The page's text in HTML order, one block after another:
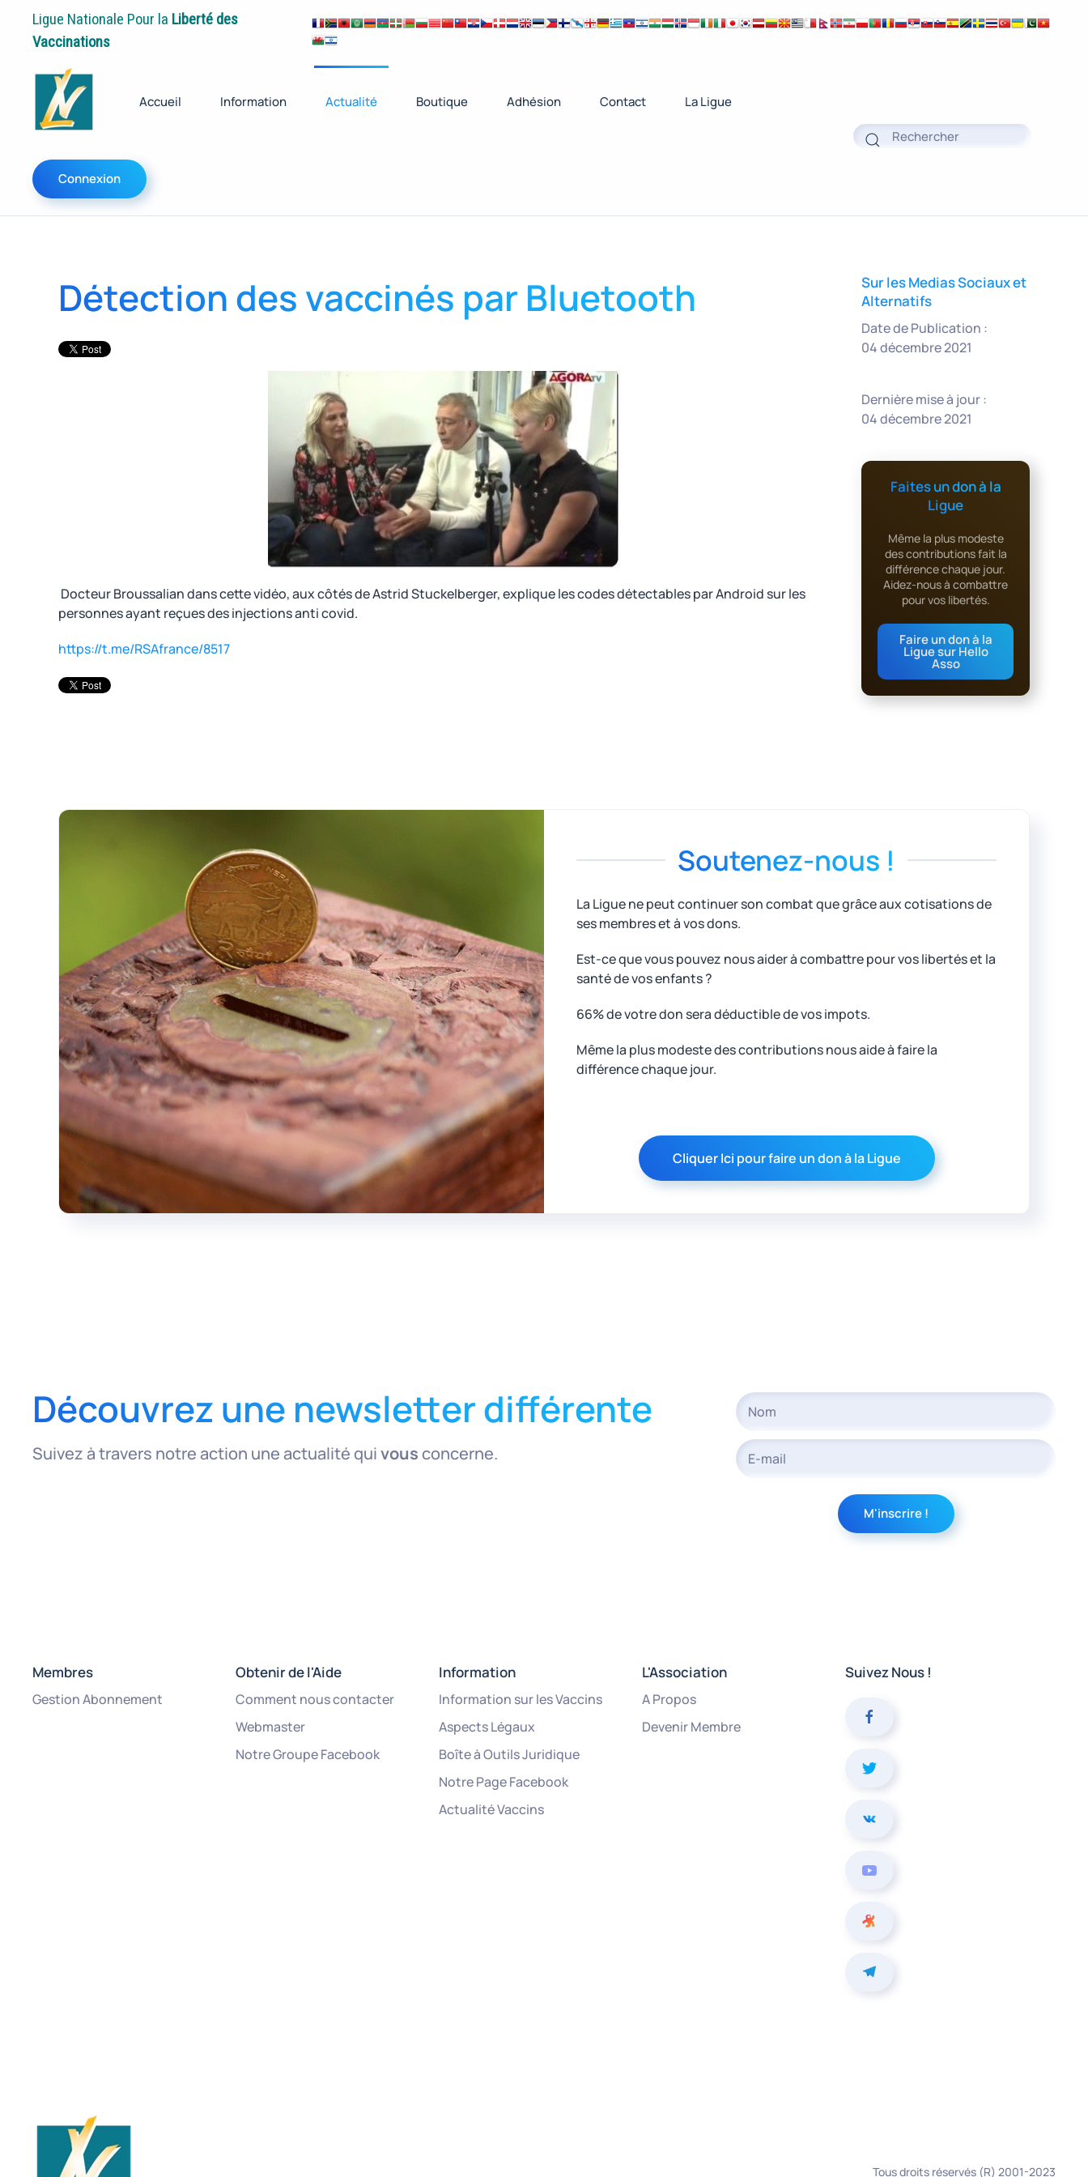
Ligue Nationale Pour la Liberté des
Vaccinations
Accueil Information Actualité Boutique Adhésion Contact La Ligue
Connexion
Détection des vaccinés par Bluetooth
Docteur Broussalian dans cette vidéo, aux côtés de Astrid Stuckelberger, explique les codes détectables par Android sur les
personnes ayant reçues des injections anti covid.
https://t.me/RSAfrance/8517
Sur les Medias Sociaux et
Alternatifs
Date de Publication :
04 décembre 2021
Dernière mise à jour :
04 décembre 2021
Faites un don à la
Ligue
Même la plus modeste
des contributions fait la
différence chaque jour.
Aidez-nous à combattre
pour vos libertés.
Faire un don à la
Ligue sur Hello
Asso
Soutenez-nous !
La Ligue ne peut continuer son combat que grâce aux cotisations de
ses membres et à vos dons.
Est-ce que vous pouvez nous aider à combattre pour vos libertés et la
santé de vos enfants ?
66% de votre don sera déductible de vos impots.
Même la plus modeste des contributions nous aide à faire la
différence chaque jour.
Cliquer Ici pour faire un don à la Ligue
Découvrez une newsletter différente
Suivez à travers notre action une actualité quivousconcerne.
Membres
Gestion Abonnement
Obtenir de l'Aide
Comment nous contacter
Webmaster
Notre Groupe Facebook
Information
Information sur les Vaccins
Aspects Légaux
Boîte à Outils Juridique
Notre Page Facebook
Actualité Vaccins
L'Association
A Propos
Devenir Membre
Suivez Nous !
Tous droits réservés (R) 2001-2023